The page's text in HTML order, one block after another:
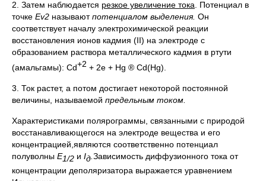
2. Затем наблюдается резкое увеличение тока. Потенциал в
точке Еv2 называютпотенциалом выделения. Он
соответствует началу электрохимической реакции
восстановления ионов кадмия (II) на электроде с
образованием раствора металлического кадмия в ртути
(амальгамы): Cd+2 + 2e + Hg ® Cd(Hg).
3. Ток растет, а потом достигает некоторой постоянной
величины, называемой предельным током.
Характеристиками полярограммы, связанными с природой
восстанавливающегося на электроде вещества и его
концентрацией,являются соответственно потенциал
полуволны Е1/2 и Iд Зависимость диффузионного тока от
концентрации деполяризатора выражается уравнением